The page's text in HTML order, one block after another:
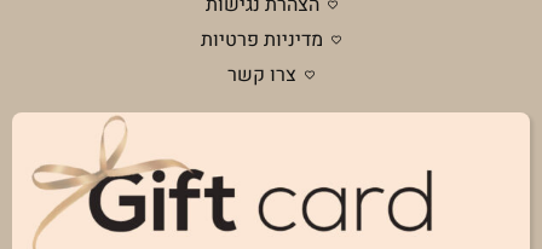
מדיניות פרטיות
צרו קשר